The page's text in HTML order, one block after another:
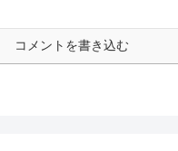
コメントを書き込む